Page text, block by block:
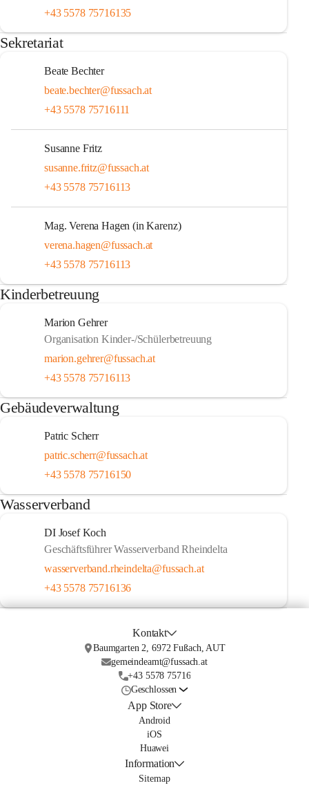
+43 5578 75716135
Sekretariat
Beate Bechter
beate.bechter@fussach.at
+43 5578 75716111
Susanne Fritz
susanne.fritz@fussach.at
+43 5578 75716113
Mag. Verena Hagen (in Karenz)
verena.hagen@fussach.at
+43 5578 75716113
Kinderbetreuung
Marion Gehrer
Organisation Kinder-/Schülerbetreuung
marion.gehrer@fussach.at
+43 5578 75716113
Gebäudeverwaltung
Patric Scherr
patric.scherr@fussach.at
+43 5578 75716150
Wasserverband
DI Josef Koch
Geschäftsführer Wasserverband Rheindelta
wasserverband.rheindelta@fussach.at
+43 5578 75716136
Kontakt
Baumgarten 2, 6972 Fußach, AUT
gemeindeamt@fussach.at
+43 5578 75716
Geschlossen
App Store
Android
iOS
Huawei
Information
Sitemap